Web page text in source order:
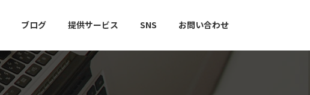
ブログ 提供サービス SNS お問い合わせ